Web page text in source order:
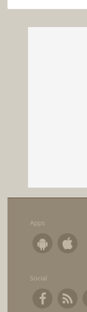
Apps
Social